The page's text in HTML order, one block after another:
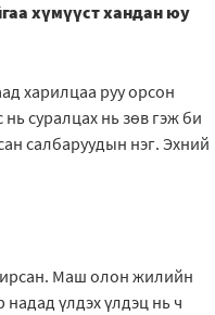
хүмүүст хандан юу
харилцаа руу орсон
суралцах нь зөв гэж би
салбаруудын нэг. Эхний
Маш олон жилийн
үлдэх үлдэц нь ч